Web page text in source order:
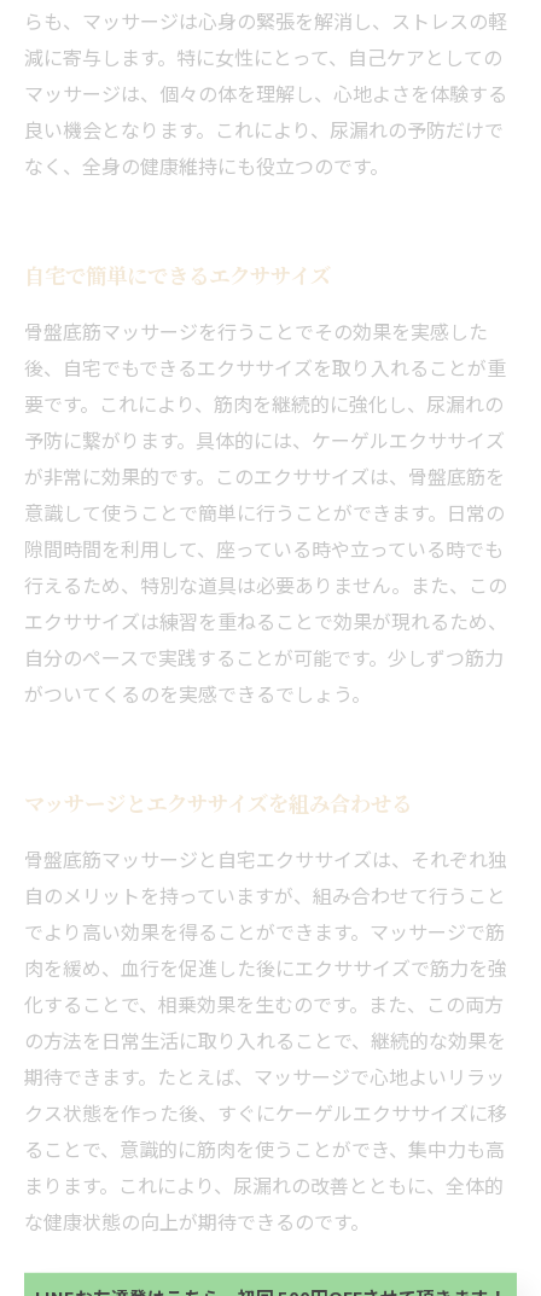
らも、マッサージは心身の緊張を解消し、ストレスの軽
減に寄与します。特に女性にとって、自己ケアとしての
マッサージは、個々の体を理解し、心地よさを体験する
良い機会となります。これにより、尿漏れの予防だけで
なく、全身の健康維持にも役立つのです。
自宅で簡単にできるエクササイズ
骨盤底筋マッサージを行うことでその効果を実感した
後、自宅でもできるエクササイズを取り入れることが重
要です。これにより、筋肉を継続的に強化し、尿漏れの
予防に繋がります。具体的には、ケーゲルエクササイズ
が非常に効果的です。このエクササイズは、骨盤底筋を
意識して使うことで簡単に行うことができます。日常の
隙間時間を利用して、座っている時や立っている時でも
行えるため、特別な道具は必要ありません。また、この
エクササイズは練習を重ねることで効果が現れるため、
自分のペースで実践することが可能です。少しずつ筋力
がついてくるのを実感できるでしょう。
マッサージとエクササイズを組み合わせる
骨盤底筋マッサージと自宅エクササイズは、それぞれ独
自のメリットを持っていますが、組み合わせて行うこと
でより高い効果を得ることができます。マッサージで筋
肉を緩め、血行を促進した後にエクササイズで筋力を強
化することで、相乗効果を生むのです。また、この両方
の方法を日常生活に取り入れることで、継続的な効果を
期待できます。たとえば、マッサージで心地よいリラッ
クス状態を作った後、すぐにケーゲルエクササイズに移
ることで、意識的に筋肉を使うことができ、集中力も高
まります。これにより、尿漏れの改善とともに、全体的
な健康状態の向上が期待できるのです。
初回 500円OFFさせて頂きます。 既に 追加済の
方、不必要な方 お手数ですが、✖印でお閉じ下さ
当サロンの公式LINE@にお友達登録頂いたお客様は
方、不必要な方 お手数ですが、✖印でお閉じ下さ